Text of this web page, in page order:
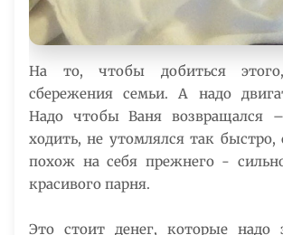
На то, чтобы добиться
сбережения семьи. А надо
Надо чтобы Ваня возвращался
ходить, не утомлялся так быстро,
похож на себя прежнего -
красивого парня.
Это стоит денег, которые надо